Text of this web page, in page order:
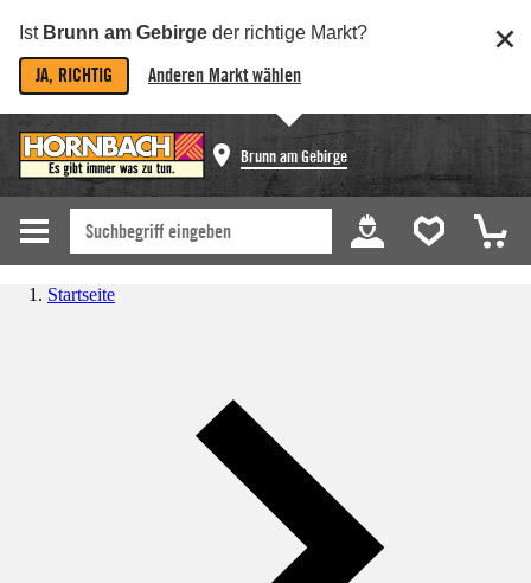
Ist Brunn am Gebirge der richtige Markt?
JA, RICHTIG Anderen Markt wählen
Brunn am Gebirge
Startseite